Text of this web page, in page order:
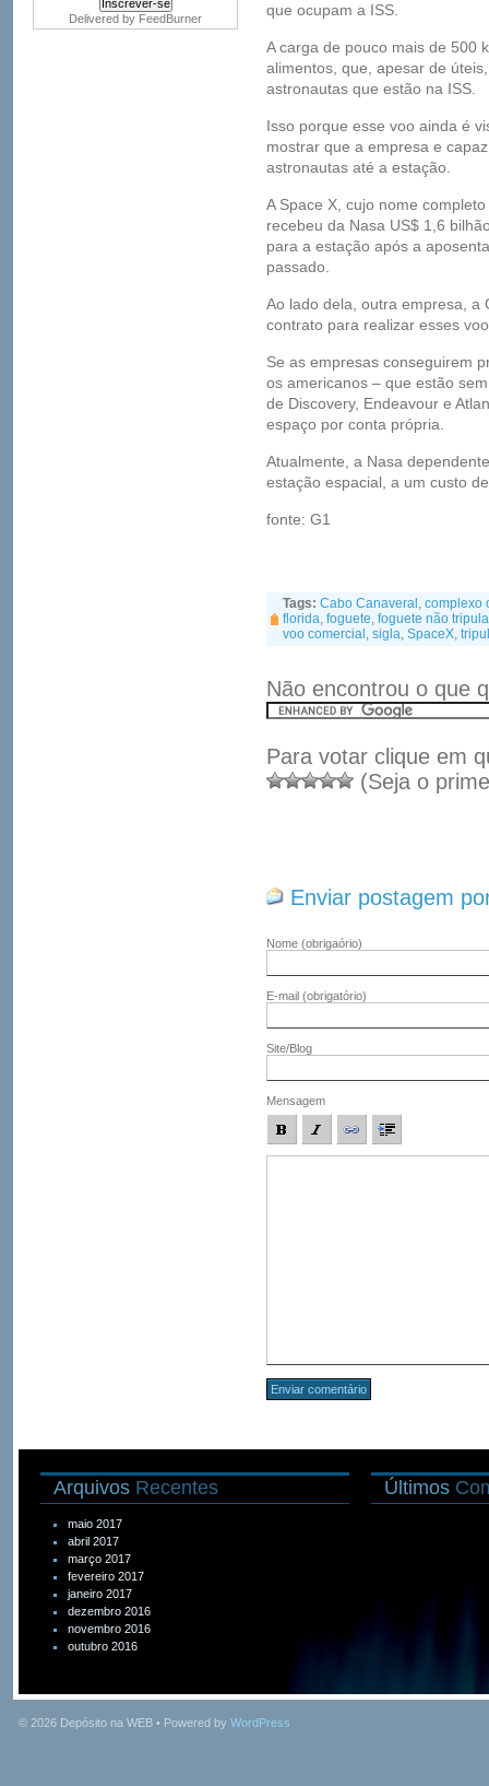
Delivered by FeedBurner
que ocupam a ISS.
A carga de pouco mais de 500
alimentos, que, apesar de
astronautas que estão na ISS.
Isso porque esse voo ainda é
mostrar que a empresa e
astronautas até a estação.
A Space X, cujo nome
recebeu da Nasa US$ 1,6
para a estação após a
passado.
Ao lado dela, outra empresa, a
contrato para realizar esses
Se as empresas conseguirem
os americanos – que estão
de Discovery, Endeavour e
espaço por conta própria.
Atualmente, a Nasa
estação espacial, a um custo
fonte: G1
Tags: Cabo Canaveral , complexo
florida, foguete, foguete não
voo comercial , sigla, SpaceX,
Não encontrou o que
Para votar clique em
(Seja o
Enviar postagem
Nome (obrigaório)
E-mail (obrigatório)
Site/Blog
Mensagem
Arquivos Recentes
maio 2017
abril 2017
março 2017
fevereiro 2017
janeiro 2017
dezembro 2016
novembro 2016
outubro 2016
Últimos
© 2026 Depósito na WEB • Powered by WordPress